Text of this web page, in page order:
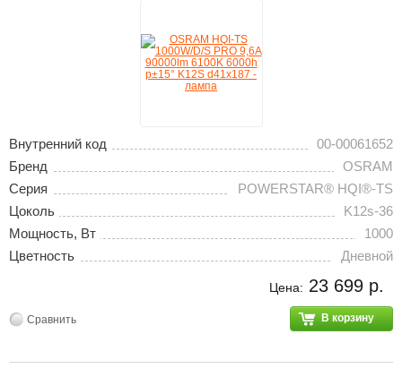
Внутренний код
00-00061652
Бренд
OSRAM
Серия
POWERSTAR® HQI®-TS
Цоколь
K12s-36
Мощность, Вт
1000
Цветность
Дневной
Цена: 23 699 р.
В корзину
Сравнить